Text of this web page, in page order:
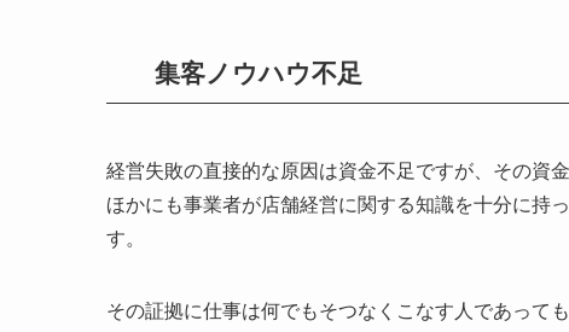
集客ノウハウ不足
経営失敗の直接的な原因は資金不足ですが、その資
ほかにも事業者が店舗経営に関する知識を十分に持
す。
その証拠に仕事は何でもそつなくこなす人であって